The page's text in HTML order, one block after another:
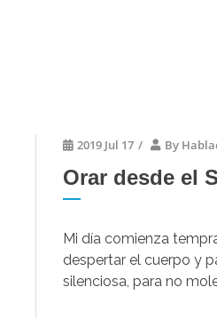
2019 Jul 17 / By
Orar desde el
Mi día comienza
despertar el cuerpo y
silenciosa, para no